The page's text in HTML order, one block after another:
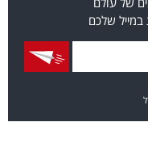
שלכם